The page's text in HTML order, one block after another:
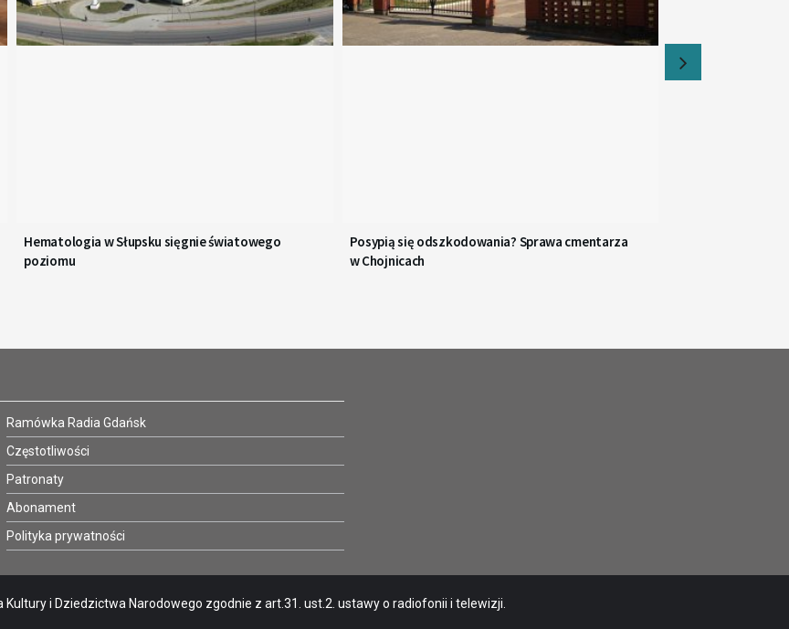
Hematologia w Słupsku sięgnie światowego
poziomu
Posypią się odszkodowania? Sprawa cmentarza
w Chojnicach
Ramówka Radia Gdańsk
Częstotliwości
Patronaty
Abonament
Polityka prywatności
i Dziedzictwa Narodowego zgodnie z art.31. ust.2. ustawy o radiofonii i telewizji.